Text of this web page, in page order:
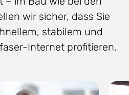
wir sicher, dass Sie
stabilem und
Internet profitieren.